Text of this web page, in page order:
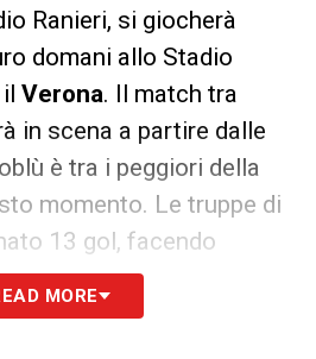
Ranieri, si giocherà
domani allo Stadio
Verona. Il match tra
in scena a partire dalle
è tra i peggiori della
momento. Le truppe di
13 gol, facendo
(12 reti) ed
Dossena e
MORE